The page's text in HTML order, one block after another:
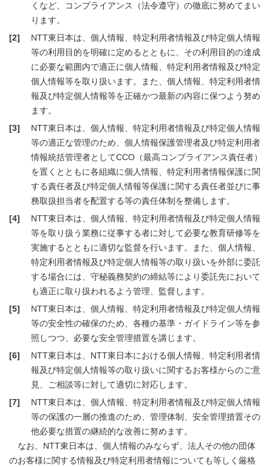
くなど、コンプライアンス（法令遵守）の徹底に努めてまい
ります。
[2]
NTT東日本は、個人情報、特定利用者情報及び特定個人情報
等の利用目的を明確に定めるとともに、その利用目的の達成
に必要な範囲内で適正に個人情報、特定利用者情報及び特定
個人情報等を取り扱います。また、個人情報、特定利用者情
報及び特定個人情報等を正確かつ最新の内容に保つよう努め
ます。
[3]
NTT東日本は、個人情報、特定利用者情報及び特定個人情報
等の適正な管理のため、個人情報保護管理者及び特定利用者
情報統括管理者としてCCO（最高コンプライアンス責任者）
を置くとともに各組織に個人情報、特定利用者情報保護に関
する責任者及び特定個人情報等保護に関する責任者並びに事
務取扱担当者を配置する等の責任体制を整備します。
[4]
NTT東日本は、個人情報、特定利用者情報及び特定個人情報
等を取り扱う業務に従事する者に対して必要な教育研修等を
実施するとともに適切な監督を行います。また、個人情報、
特定利用者情報及び特定個人情報等の取り扱いを外部に委託
する場合には、守秘義務契約の締結等により委託先において
も適正に取り扱われるよう管理、監督します。
[5]
NTT東日本は、個人情報、特定利用者情報及び特定個人情報
等の安全性の確保のため、各種の基準・ガイドライン等を参
照しつつ、必要な安全管理措置を講じます。
[6]
NTT東日本は、NTT東日本における個人情報、特定利用者情
報及び特定個人情報等の取り扱いに関するお客様からのご意
見、ご相談等に対して適切に対応します。
[7]
NTT東日本は、個人情報、特定利用者情報及び特定個人情報
等の保護の一層の推進のため、管理体制、安全管理措置その
他必要な措置の継続的な改善に努めます。
なお、NTT東日本は、個人情報のみならず、法人その他の団体
のお客様に関する情報及び特定利用者情報についても等しく厳格